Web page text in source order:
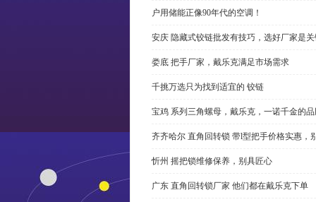
户用储能正像90年代的空调！
安庆 隐藏式铰链批发有技巧，选好厂家是
娄底 把手厂家，戴乐克满足市场需求
千挑万选只为找到适宜的 铰链
宝鸡 系列三角螺母，戴乐克，一诺千金的
齐齐哈尔 直角回转锁 带l型把手价格实惠，
忻州 摇把锁维修保养，别具匠心
广东 直角回转锁厂家 他们都在戴乐克下单